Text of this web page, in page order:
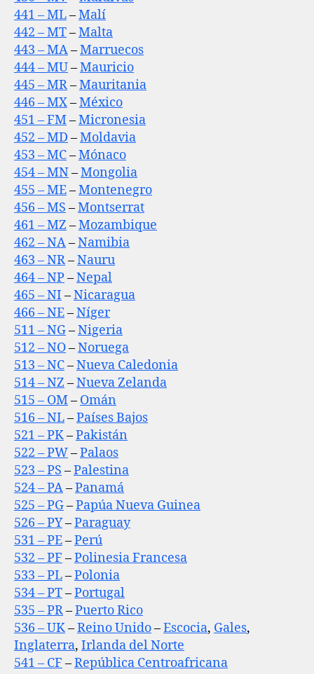
441 – ML–Malí
442 – MT–Malta
443 – MA–Marruecos
444 – MU–Mauricio
445 – MR–Mauritania
446 – MX–México
451 – FM–Micronesia
452 – MD –Moldavia
453 – MC–Mónaco
454 – MN–Mongolia
455 – ME–Montenegro
456 – MS –Montserrat
461 – MZ –Mozambique
462 – NA–Namibia
463 – NR–Nauru
464 – NP–Nepal
465 – NI –Nicaragua
466 – NE–Níger
511 – NG–Nigeria
512 – NO–Noruega
513 – NC–Nueva Caledonia
514 – NZ –Nueva Zelanda
515 – OM– Omán
516 – NL–Países Bajos
521 – PK–Pakistán
522 – PW–Palaos
523 – PS –Palestina
524 – PA–Panamá
525 – PG–Papúa Nueva Guinea
526 – PY–Paraguay
531 – PE–Perú
532 – PF –Polinesia Francesa
533 – PL–Polonia
534 – PT–Portugal
535 – PR–Puerto Rico
536 – UK–Reino Unido–Escocia, Gales,
Inglaterra, Irlanda del Norte
541 – CF –República Centroafricana